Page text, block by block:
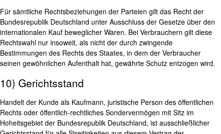
Für sämtliche Rechtsbeziehungen der Parteien gilt das Recht der
Bundesrepublik Deutschland unter Ausschluss der Gesetze über den
internationalen Kauf beweglicher Waren. Bei Verbrauchern gilt diese
Rechtswahl nur insoweit, als nicht der durch zwingende
Bestimmungen des Rechts des Staates, in dem der Verbraucher
seinen gewöhnlichen Aufenthalt hat, gewährte Schutz entzogen wird.
10) Gerichtsstand
Handelt der Kunde als Kaufmann, juristische Person des öffentlichen
Rechts oder öffentlich-rechtliches Sondervermögen mit Sitz im
Hoheitsgebiet der Bundesrepublik Deutschland, ist ausschließlicher